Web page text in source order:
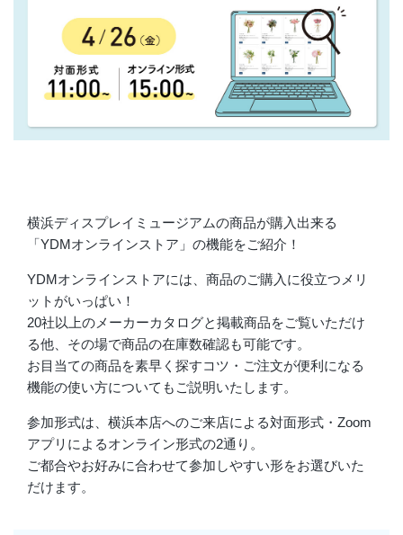
JDCA(ディスプレイスクール)
店舗情報・営業日
会社情報
お問い合わせ
OFFICIAL SNS
横浜ディスプレイミュージアムの商品が購入出来る
「YDMオンラインストア」の機能をご紹介！
YDMオンラインストアには、商品のご購入に役立つメリ
ットがいっぱい！
20社以上のメーカーカタログと掲載商品をご覧いただけ
る他、その場で商品の在庫数確認も可能です。
お目当ての商品を素早く探すコツ・ご注文が便利になる
機能の使い方についてもご説明いたします。
参加形式は、横浜本店へのご来店による対面形式・Zoom
アプリによるオンライン形式の2通り。
ご都合やお好みに合わせて参加しやすい形をお選びいた
だけます。